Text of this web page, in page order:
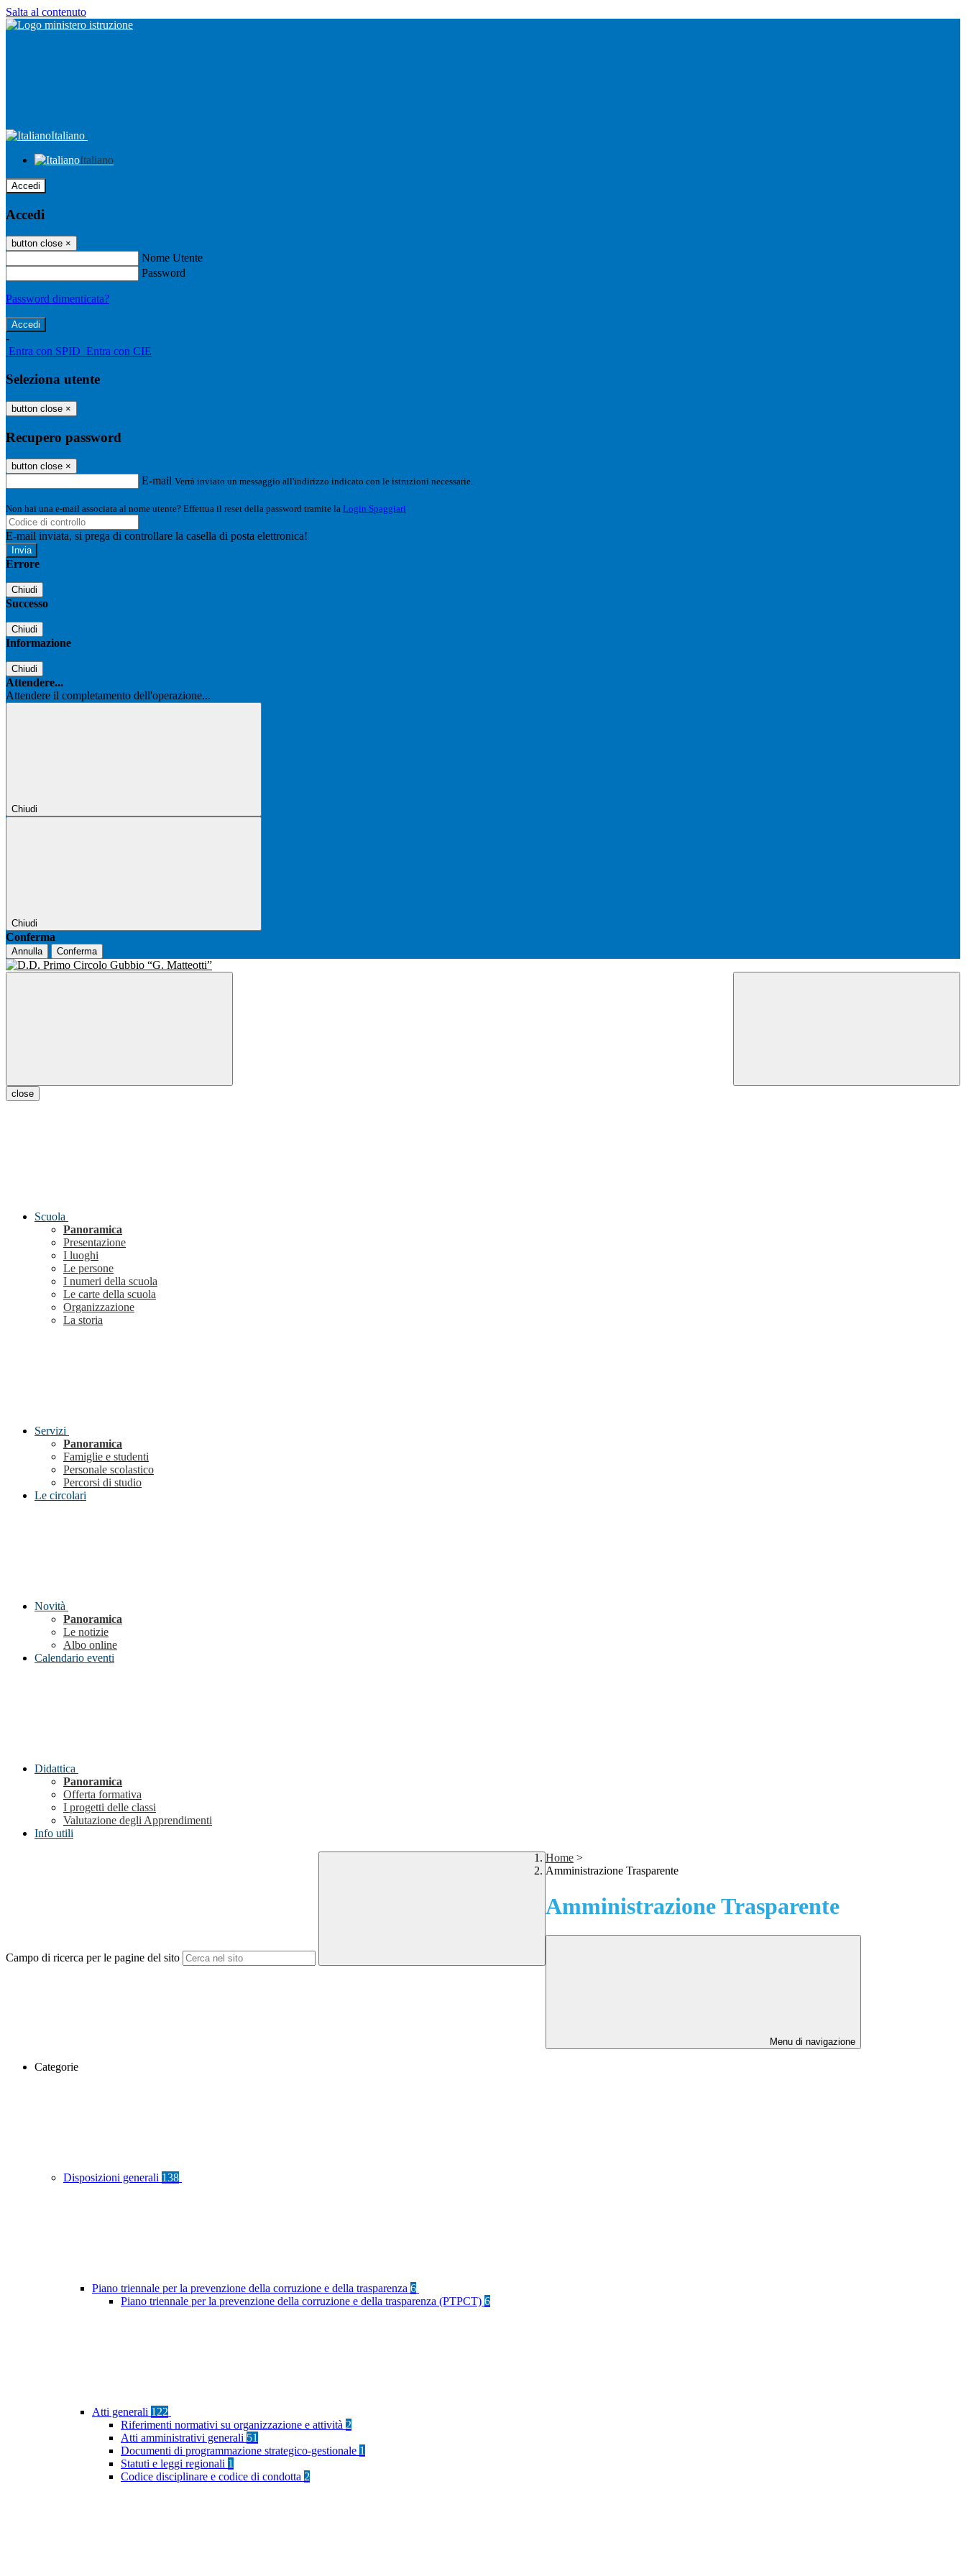
Salta al contenuto
Italiano
Italiano
Accedi
Accedi
button close ×
Nome Utente
Password
Password dimenticata?
-
Entra con SPID Entra con CIE
Seleziona utente
button close ×
Recupero password
button close ×
E-mail Verrà inviato un messaggio all'indirizzo indicato con le istruzioni necessarie.
Non hai una e-mail associata al nome utente? Effettua il reset della password tramite la Login Spaggiari
E-mail inviata, si prega di controllare la casella di posta elettronica!
Errore
Chiudi
Successo
Chiudi
Informazione
Chiudi
Attendere...
Attendere il completamento dell'operazione...
Chiudi
Chiudi
Conferma
Annulla Conferma
close
Scuola
Panoramica
Presentazione
I luoghi
Le persone
I numeri della scuola
Le carte della scuola
Organizzazione
La storia
Servizi
Panoramica
Famiglie e studenti
Personale scolastico
Percorsi di studio
Le circolari
Novità
Panoramica
Le notizie
Albo online
Calendario eventi
Didattica
Panoramica
Offerta formativa
I progetti delle classi
Valutazione degli Apprendimenti
Info utili
Campo di ricerca per le pagine del sito
Home >
Amministrazione Trasparente
Amministrazione Trasparente
Menu di navigazione
Categorie
Disposizioni generali 138
Piano triennale per la prevenzione della corruzione e della trasparenza 6
Piano triennale per la prevenzione della corruzione e della trasparenza (PTPCT) 6
Atti generali 122
Riferimenti normativi su organizzazione e attività 2
Atti amministrativi generali 51
Documenti di programmazione strategico-gestionale 1
Statuti e leggi regionali 1
Codice disciplinare e codice di condotta 2